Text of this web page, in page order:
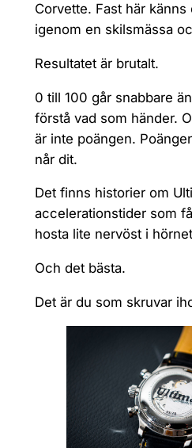
Corvette. Fast här
igenom en skilsmässa
Resultatet är brutalt.
0 till 100 går snabbare
förstå vad som händer.
är inte poängen.
når dit.
Det finns historier om
accelerationstider som
hosta lite nervöst i
Och det bästa.
Det är du som skruvar